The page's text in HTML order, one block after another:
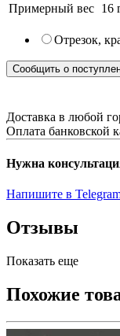
Примерный вес 16
Отрезок,
Сообщить о
Доставка в любой
Оплата банковской
Нужна
Напишите в
Отзывы
Показать еще
Похожие